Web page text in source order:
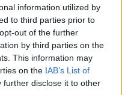
information utilized by
to third parties prior to
out of the further
by third parties on the
This information may
on the IAB’s List of
further disclose it to other